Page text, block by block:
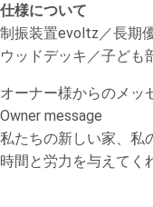
仕様について
制振装置evoltz／長期
ウッドデッキ／子ども
オーナー様からのメッ
Owner message
私たちの新しい家、私
時間と労力を与えてく